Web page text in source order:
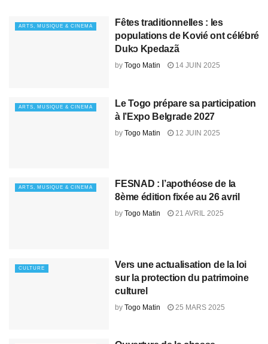
ARTS, MUSIQUE & CINEMA
Fêtes traditionnelles : les
populations de Kovié ont célébré
Dukɔ Kpedazã
by Togo Matin 14 JUIN 2025
ARTS, MUSIQUE & CINEMA
Le Togo prépare sa participation
à l’Expo Belgrade 2027
by Togo Matin 12 JUIN 2025
ARTS, MUSIQUE & CINEMA
FESNAD : l’apothéose de la
8ème édition fixée au 26 avril
by Togo Matin 21 AVRIL 2025
CULTURE
Vers une actualisation de la loi
sur la protection du patrimoine
culturel
by Togo Matin 25 MARS 2025